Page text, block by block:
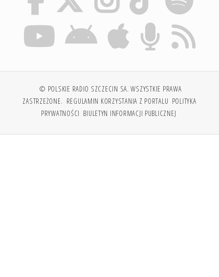
© POLSKIE RADIO SZCZECIN SA. WSZYSTKIE PRAWA
ZASTRZEŻONE. REGULAMIN KORZYSTANIA Z PORTALU POLITYKA
PRYWATNOŚCI BIULETYN INFORMACJI PUBLICZNEJ